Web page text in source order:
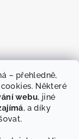
– přehledně,
Některé
webu, jiné
, a díky